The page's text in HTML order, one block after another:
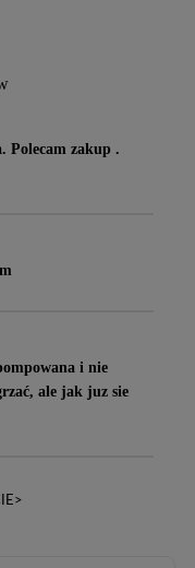
Polecam zakup .
i nie
ale jak juz sie